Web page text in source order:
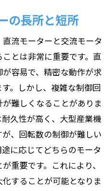
の長所と短所
流モーターと交流モータ
とは非常に重要です。直
容易で、精密な動作が求
。しかし、複雑な制御回
難しくなることがありま
久性が高く、大型産業機
、回転数の制御が難しい
に応じてどちらのモータ
重要です。これにより、
することが可能となりま